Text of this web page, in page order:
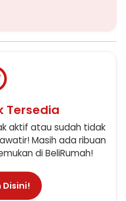
Tersedia
aktif atau sudah tidak
Masih ada ribuan
di BeliRumah!
Disini!